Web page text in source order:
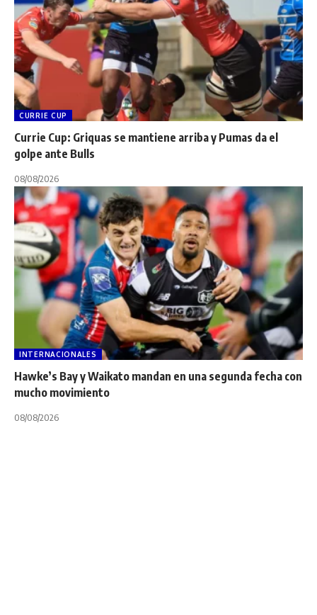
CURRIE CUP
Currie Cup: Griquas se mantiene arriba y Pumas da el
golpe ante Bulls
08/08/2026
INTERNACIONALES
Hawke’s Bay y Waikato mandan en una segunda fecha con
mucho movimiento
08/08/2026